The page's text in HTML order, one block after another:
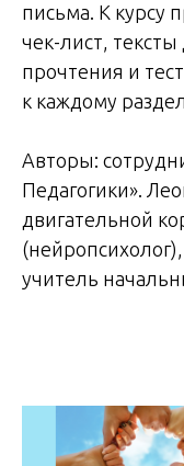
письма. К курсу
чек-лист,
прочтения и
к каждому
Авторы:
Педагогики».
двигательной
учитель